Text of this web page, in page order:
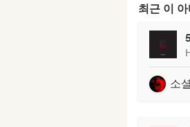
최근 이
소